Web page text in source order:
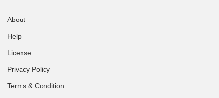
About
Help
License
Privacy Policy
Terms & Condition